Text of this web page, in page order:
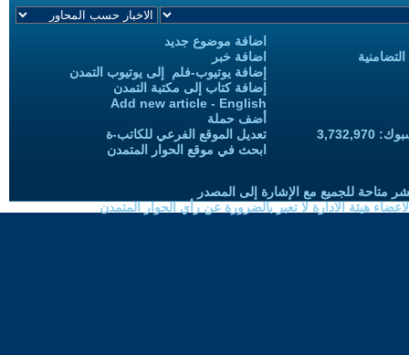
اضافة موضوع جديد
اضافة خبر
إضافة يوتيوب-فلم إلى يوتيوب التمدن
إضافة كتاب إلى مكتبة التمدن
Add new article - English
أضف حملة
تعديل الموقع الفرعي للكاتب-ة
ابحث في موقع الحوار المتمدن
متاحة للجميع مع الإشارة إلى المصدر
هيئة الادارة لا تعبر بالضرورة عن رأي الحوار المتمدن